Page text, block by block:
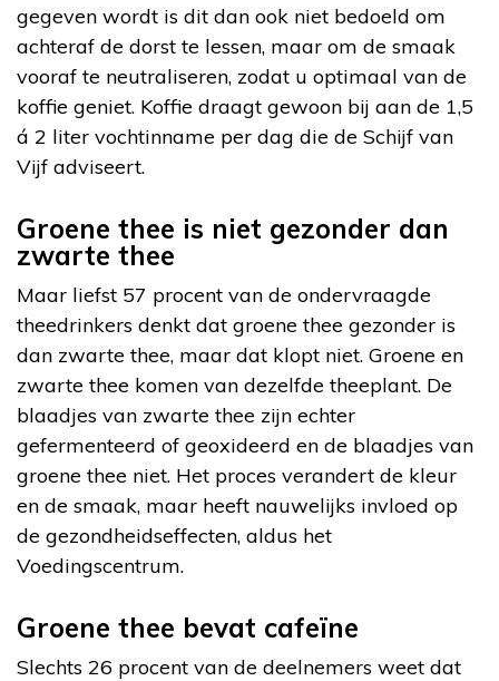
gegeven wordt is dit dan ook niet bedoeld om
achteraf de dorst te lessen, maar om de smaak
vooraf te neutraliseren, zodat u optimaal van de
koffie geniet. Koffie draagt gewoon bij aan de 1,5
á 2 liter vochtinname per dag die de Schijf van
Vijf adviseert.
Groene thee is niet gezonder dan
zwarte thee
Maar liefst 57 procent van de ondervraagde
theedrinkers denkt dat groene thee gezonder is
dan zwarte thee, maar dat klopt niet. Groene en
zwarte thee komen van dezelfde theeplant. De
blaadjes van zwarte thee zijn echter
gefermenteerd of geoxideerd en de blaadjes van
groene thee niet. Het proces verandert de kleur
en de smaak, maar heeft nauwelijks invloed op
de gezondheidseffecten, aldus het
Voedingscentrum.
Groene thee bevat cafeïne
Slechts 26 procent van de deelnemers weet dat